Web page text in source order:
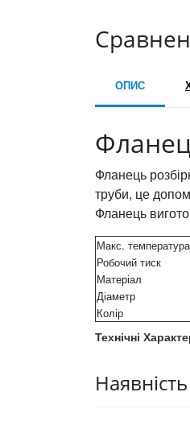
ОПИС
Фланець
труби, це
Фланець
Технічні
Макс. температура
Робочий тиск
Матеріал
Діаметр
Колір